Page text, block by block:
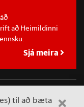
að Heimildinni
Sjá meira
til að bæta